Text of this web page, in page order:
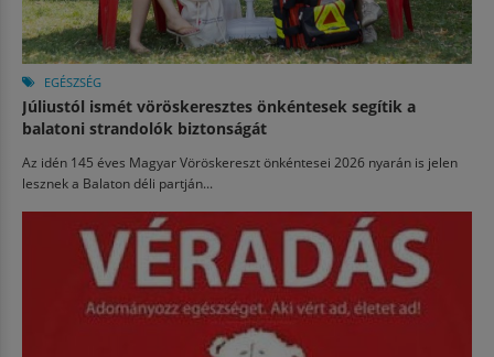
EGÉSZSÉG
Júliustól ismét vöröskeresztes önkéntesek segítik a
balatoni strandolók biztonságát
Az idén 145 éves Magyar Vöröskereszt önkéntesei 2026 nyarán is jelen
lesznek a Balaton déli partján...